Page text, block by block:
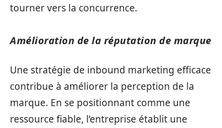
tourner vers la concurrence.
Amélioration de la réputation de marque
Une stratégie de inbound marketing efficace
contribue à améliorer la perception de la
marque. En se positionnant comme une
ressource fiable, l’entreprise établit une